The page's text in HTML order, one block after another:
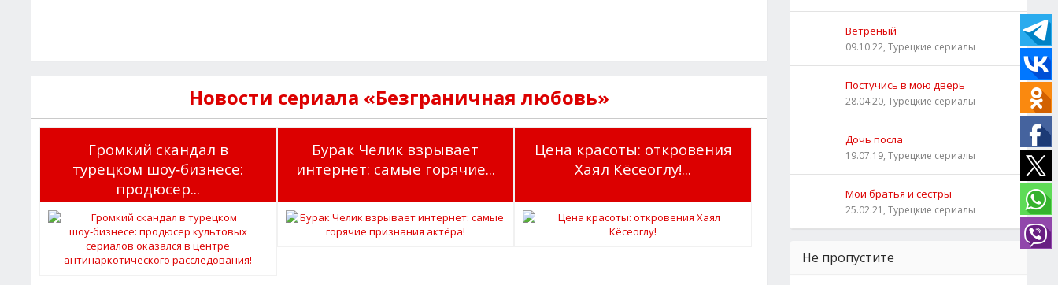
Новости сериала «Безграничная любовь»
Громкий скандал в
турецком шоу‑бизнесе:
продюсер...
Бурак Челик взрывает
интернет: самые горячие...
Цена красоты: откровения
Хаял Кёсеоглу!...
Ветреный
09.10.22, Турецкие сериалы
Постучись в мою дверь
28.04.20, Турецкие сериалы
Дочь посла
19.07.19, Турецкие сериалы
Мои братья и сестры
25.02.21, Турецкие сериалы
Не пропустите